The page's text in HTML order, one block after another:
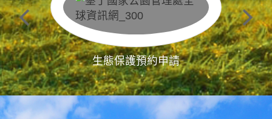
生態保護預約申請